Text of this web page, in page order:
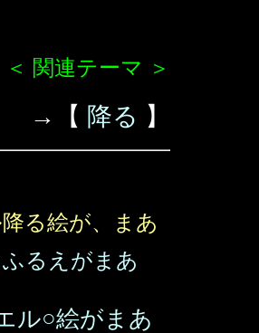
＜ 関連テーマ ＞
→【 降る 】
る絵が、まあ
るえがまあ
ル○絵がまあ